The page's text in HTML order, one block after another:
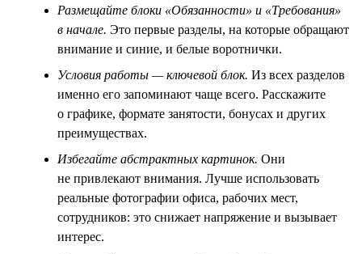
Размещайте блоки «Обязанности» и «Требования»
в начале. Это первые разделы, на которые обращают
внимание и синие, и белые воротнички.
Условия работы — ключевой блок. Из всех разделов
именно его запоминают чаще всего. Расскажите
о графике, формате занятости, бонусах и других
преимуществах.
Избегайте абстрактных картинок. Они
не привлекают внимания. Лучше использовать
реальные фотографии офиса, рабочих мест,
сотрудников: это снижает напряжение и вызывает
интерес.